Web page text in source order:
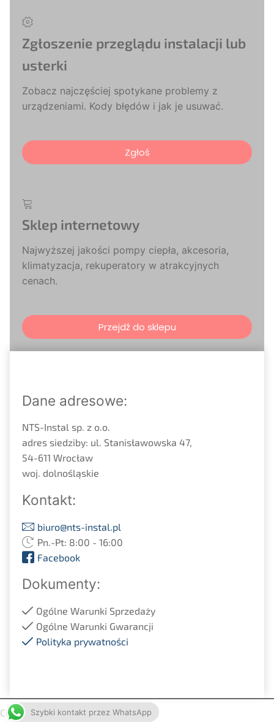
Zgłoszenie przeglądu instalacji lub
usterki
Zobacz najczęściej spotykane problemy z
urządzeniami. Kody błędów i jak je usuwać.
Zgłoś
Sklep internetowy
Najwyższej jakości pompy ciepła, akcesoria,
klimatyzacja, rekuperatory w atrakcyjnych
cenach.
Przejdź do sklepu
Dane adresowe:
NTS-Instal sp. z o.o.
adres siedziby: ul. Stanisławowska 47,
54-611 Wrocław
woj. dolnośląskie
Kontakt:
biuro@nts-instal.pl
Pn.-Pt: 8:00 - 16:00
Facebook
Dokumenty:
Ogólne Warunki Sprzedaży
Ogólne Warunki Gwarancji
Polityka prywatności
Copyright 2021 | NTS-Instal
Szybki kontakt przez WhatsApp